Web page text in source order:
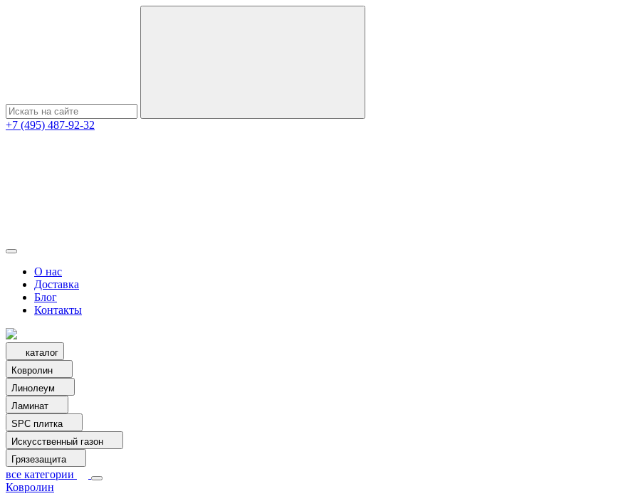
+7 (495) 487-92-32
О нас
Доставка
Блог
Контакты
каталог
Ковролин
Линолеум
Ламинат
SPC плитка
Искусственный газон
Грязезащита
все категории
Ковролин